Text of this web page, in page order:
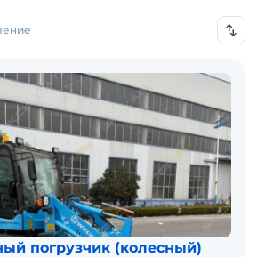
погрузчик (колесный)